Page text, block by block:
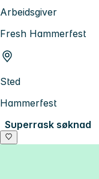
Arbeidsgiver
Fresh Hammerfest
Sted
Hammerfest
Superrask søknad